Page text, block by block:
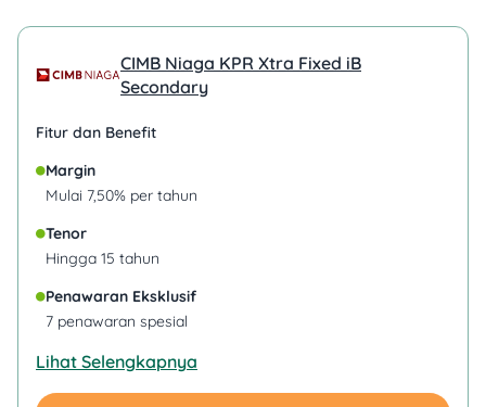
CIMB Niaga KPR Xtra Fixed iB
Secondary
Fitur dan Benefit
Margin
Mulai 7,50% per tahun
Tenor
Hingga 15 tahun
Penawaran Eksklusif
7 penawaran spesial
Lihat Selengkapnya